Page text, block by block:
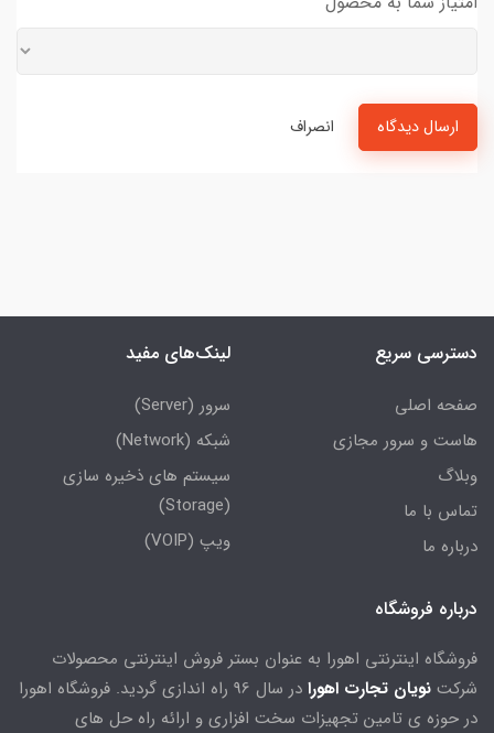
ارسال دیدگاه انصراف
دسترسی سریع
صفحه اصلی
هاست و سرور مجازی
وبلاگ
تماس با ما
درباره ما
لینک‌های مفید
سرور (Server)
شبکه (Network)
سیستم های ذخیره سازی
(Storage)
ویپ (VOIP)
درباره فروشگاه
فروشگاه اینترنتی اهورا به عنوان بستر فروش اینترنتی محصولات
شرکت نویان تجارت اهورا
در سال 96 راه اندازی گردید. فروشگاه اهورا
در حوزه ی تامین تجهیزات سخت افزاری و ارائه راه حل های